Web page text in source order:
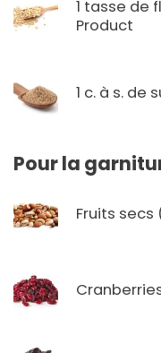
1 tasse de
Product
1 c. à s. de
Pour la
Fruits